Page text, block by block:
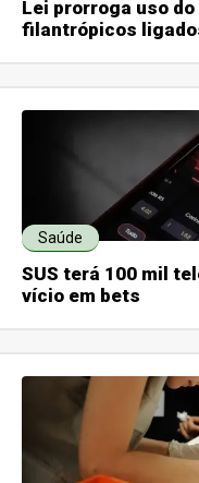
Lei prorroga uso
filantrópicos
Saúde
SUS terá 100 mil
vício em bets